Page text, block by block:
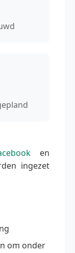
en
ingezet
om onder